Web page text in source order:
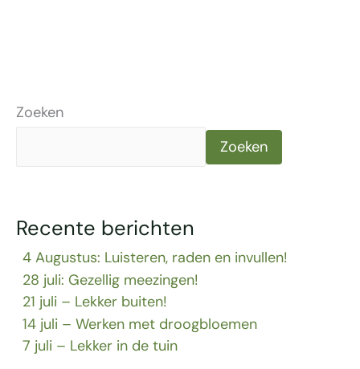
Zoeken
Zoeken
Recente berichten
4 Augustus: Luisteren, raden en invullen!
28 juli: Gezellig meezingen!
21 juli – Lekker buiten!
14 juli – Werken met droogbloemen
7 juli – Lekker in de tuin